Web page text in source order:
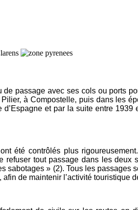
passage avec ses cols ou ports
à Compostelle, puis dans les
et par la suite entre
été contrôlés plus
tout passage dans les
sabotages » (2). Tous les
de maintenir l’activité touristique